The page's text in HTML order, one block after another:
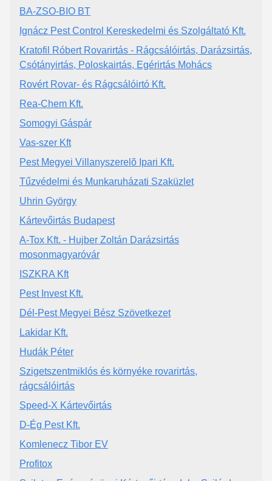
BA-ZSO-BIO BT
Ignácz Pest Control Kereskedelmi és Szolgáltató Kft.
Kratofil Róbert Rovarirtás - Rágcsálóirtás, Darázsirtás,
Csótányirtás, Poloskairtás, Egérirtás Mohács
Rovért Rovar- és Rágcsálóirtó Kft.
Rea-Chem Kft.
Somogyi Gáspár
Vas-szer Kft
Pest Megyei Villanyszerelõ Ipari Kft.
Tűzvédelmi és Munkaruházati Szaküzlet
Uhrin György
Kártevőirtás Budapest
A-Tox Kft. - Hujber Zoltán Darázsirtás
mosonmagyaróvár
ISZKRA Kft
Pest Invest Kft.
Dél-Pest Megyei Bész Szövetkezet
Lakidar Kft.
Hudák Péter
Szigetszentmiklós és környéke rovarirtás,
rágcsálóirtás
Speed-X Kártevőirtás
D-Ég Pest Kft.
Komlenecz Tibor EV
Profitox